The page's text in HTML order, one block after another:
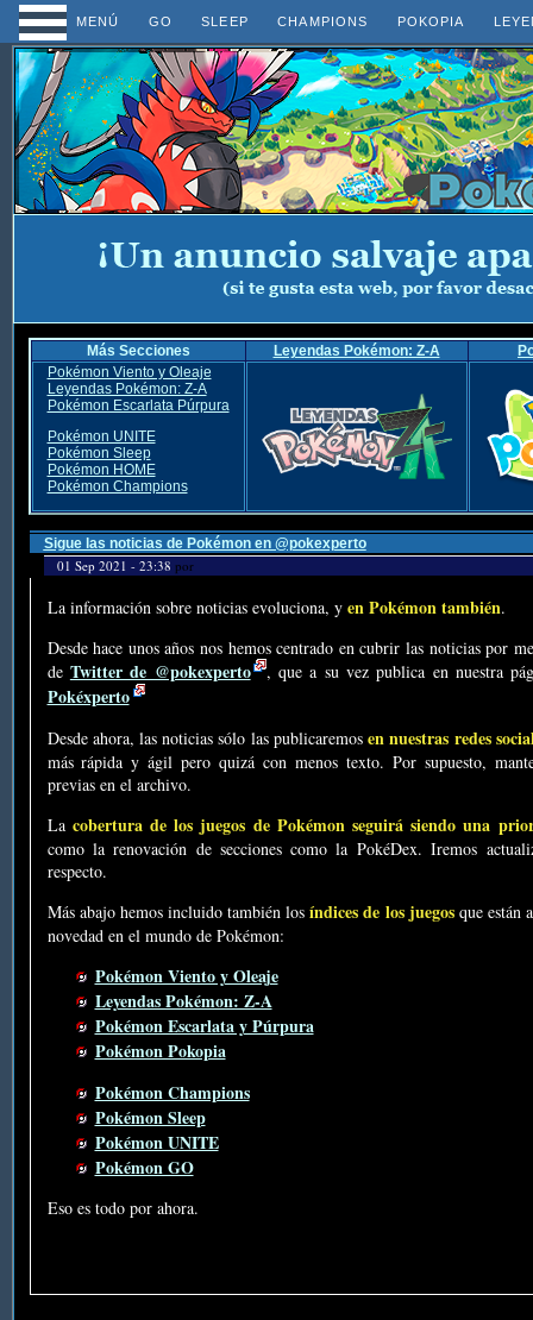
MENÚ GO SLEEP CHAMPIONS POKOPIA
Más Secciones Leyendas Pokémon: Z-A
Pokémon Viento y Oleaje
Leyendas Pokémon: Z-A
Pokémon Escarlata Púrpura
Pokémon UNITE
Pokémon Sleep
Pokémon HOME
Pokémon Champions
Sigue las noticias de Pokémon en @pokexperto
01 Sep 2021 - 23:38 por
La información sobre noticias evoluciona, y en Pokémon también.
Desde hace unos años nos hemos centrado en cubrir las noticias por
de Twitter de @pokexperto , que a su vez publica en nuestra
Pokéxperto
Desde ahora, las noticias sólo las publicaremosen nuestras redes
más rápida y ágil pero quizá con menos texto. Por supuesto,
previas en el archivo.
La cobertura de los juegos de Pokémon seguirá siendo una
como la renovación de secciones como la PokéDex. Iremos
respecto.
Más abajo hemos incluido también losíndices de los juegosque están
novedad en el mundo de Pokémon:
Pokémon Viento y Oleaje
Leyendas Pokémon: Z-A
Pokémon Escarlata y Púrpura
Pokémon Pokopia
Pokémon Champions
Pokémon Sleep
Pokémon UNITE
Pokémon GO
Eso es todo por ahora.